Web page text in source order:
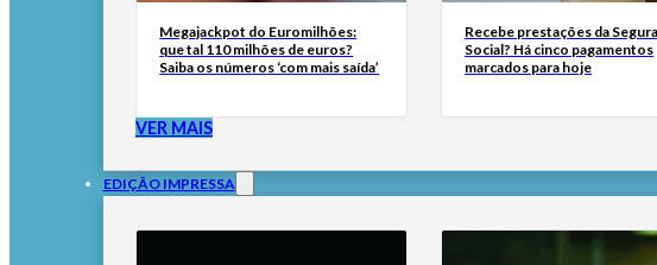
Megajackpot do Euromilhões:
que tal 110 milhões de euros?
Saiba os números ‘com mais saída’
Recebe prestações da
Social? Há cinco pagamentos
marcados para hoje
VER MAIS
EDIÇÃO IMPRESSA